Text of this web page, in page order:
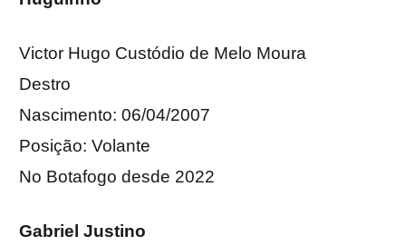
Victor Hugo Custódio de Melo Moura
Destro
Nascimento: 06/04/2007
Posição: Volante
No Botafogo desde 2022
Gabriel Justino